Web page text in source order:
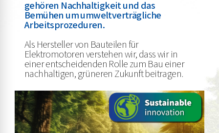
gehören Nachhaltigkeit und das
Bemühen um umweltverträgliche
Arbeitsprozeduren.
Als Hersteller von Bauteilen für
Elektromotoren verstehen wir, dass wir in
einer entscheidenden Rolle zum Bau einer
nachhaltigen, grüneren Zukunft beitragen.